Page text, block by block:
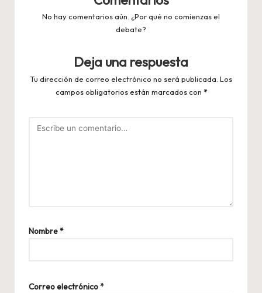
No hay comentarios aún. ¿Por qué no comienzas el
debate?
Deja una respuesta
Tu dirección de correo electrónico no será publicada. Los
campos obligatorios están marcados con *
Nombre*
Correo electrónico*